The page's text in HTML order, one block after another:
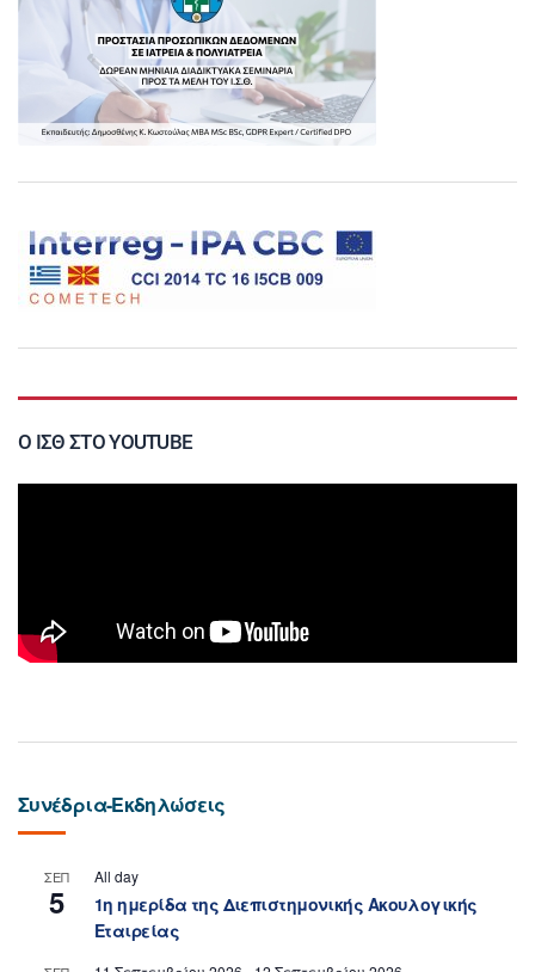
Ο ΙΣΘ ΣΤΟ YOUTUBE
Συνέδρια-Εκδηλώσεις
ΣΕΠ
5
All day
1η ημερίδα της Διεπιστημονικής Ακουλογικής
Εταιρείας